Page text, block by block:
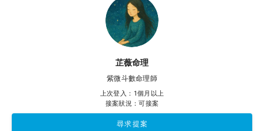
芷薇命理
紫微斗數命理師
上次登入：1個月以上
接案狀況：可接案
尋求提案